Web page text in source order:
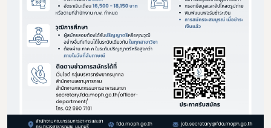
เลือกหัวข้อที่ท่านต้องการ Subscribe
ผู้ประกอบการายย่อย
อาหาร